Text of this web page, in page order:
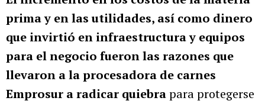
prima y en las utilidades, así como dinero
que invirtió en infraestructura y equipos
para el negocio fueron las razones que
llevaron a la procesadora de carnes
Emprosur a radicar quiebrapara protegerse